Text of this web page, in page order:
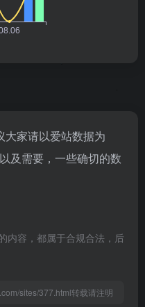
大家请以爱站数据为
及需要，一些确切的数
内容，都属于合规合法，后
sites/377.html转载请注明